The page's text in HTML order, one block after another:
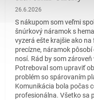
Hodnotenie obchodu je 5 z
26.6.2026
S nákupom som veľmi
šnúrkový náramok s
vyzerá ešte krajšie ako
precízne, náramok
nosí. Rád by som
Potreboval som upraviť
problém so spárovaním
Komunikácia bola počas
profesionálna. Všetko sa